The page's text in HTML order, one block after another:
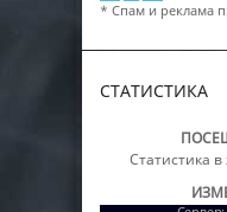
* Спам и реклама
СТАТИСТИКА
Статистика